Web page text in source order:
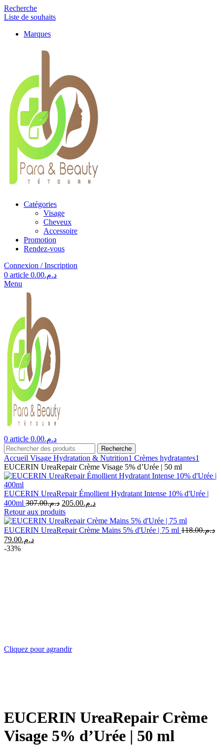
Recherche
Liste de souhaits
Marques
Catégories
Visage
Cheveux
Accessoire
Promotion
Rendez-vous
Connexion / Inscription
0 article د.م.0.00
Menu
0 article د.م.0.00
Recherche
Accueil Visage Hydratation & Nutrition1 Crèmes hydratantes1
EUCERIN UreaRepair Crème Visage 5% d’Urée | 50 ml
EUCERIN UreaRepair Émollient Hydratant Intense 10% d'Urée |
400ml
د.م.307.00
Le
prix
initial
était :
د.م.205.00
Le
actuel
est :
Retour aux produits
EUCERIN UreaRepair Crème Mains 5% d'Urée | 75 ml د.م.118.00
Le
prix
د.م.79.00
Le
-33%
Cliquez pour agrandir
EUCERIN UreaRepair Crème
Visage 5% d’Urée | 50 ml